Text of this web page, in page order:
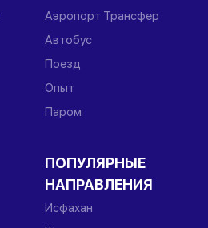
Аэропорт Трансфер
Автобус
Поезд
Опыт
Паром
ПОПУЛЯРНЫЕ
НАПРАВЛЕНИЯ
Исфахан